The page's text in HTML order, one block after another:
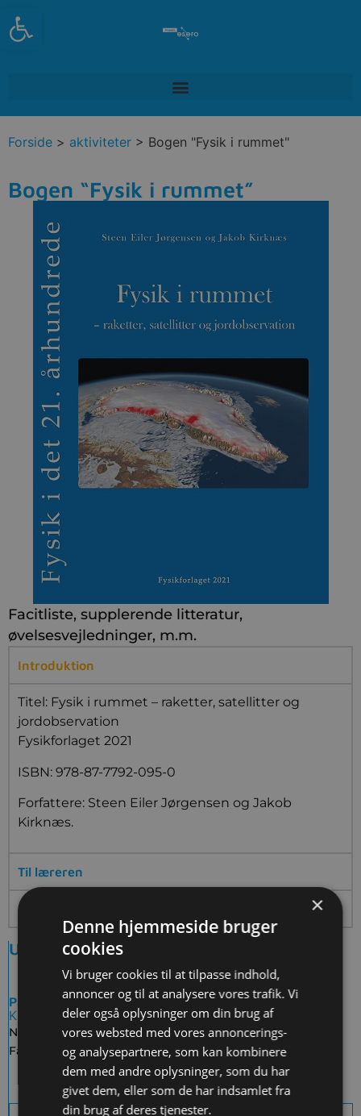
Open toolbar
Forside > aktiviteter > Bogen "Fysik i rummet"
Bogen “Fysik i rummet”
Facitliste, supplerende litteratur,
øvelsesvejledninger, m.m.
Introduktion
Titel: Fysik i rummet – raketter, satellitter og
jordobservation
Fysikforlaget 2021
ISBN: 978-87-7792-095-0
Forfattere: Steen Eiler Jørgensen og Jakob
Kirknæs.
Til læreren
Inspiration
Undervisningsaktivitet
Partner: Fysikforlaget
Kategorier
Niveau:
Gymnasiale uddannelser
Fag:
Fysik,Fysik (stx, htx)
×
Denne hjemmeside bruger
cookies
Vi bruger cookies til at tilpasse indhold,
annoncer og til at analysere vores trafik. Vi
deler også oplysninger om din brug af
vores websted med vores annoncerings-
og analysepartnere, som kan kombinere
dem med andre oplysninger, som du har
givet dem, eller som de har indsamlet fra
din brug af deres tjenester.